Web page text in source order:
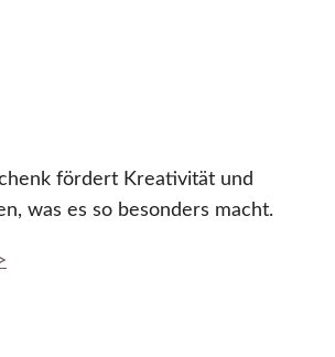
fördert Kreativität und
was es so besonders macht.